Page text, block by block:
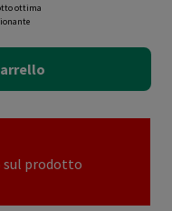
ottima
sul prodotto